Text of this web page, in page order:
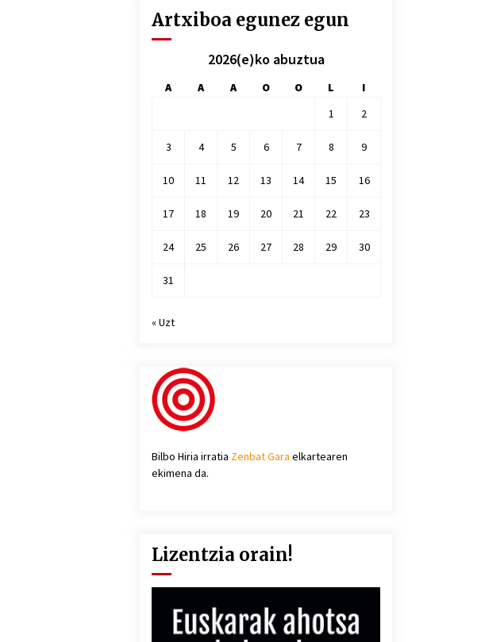
Artxiboa egunez egun
2026(e)ko abuztua
A A A O O L
I
1
2
3 4 5 6 7 8 9
10 11 12 13 14 15 16
17 18 19 20 21 22 23
24 25 26 27 28 29 30
31
« Uzt
Bilbo Hiria irratia Zenbat Gara elkartearen
ekimena da.
Lizentzia orain!